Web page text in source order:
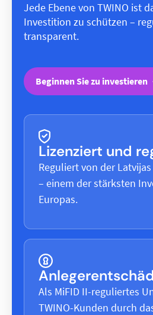
Jede Ebene von TWINO ist
Investition zu schützen –
transparent.
Beginnen Sie zu investieren
Lizenziert und
Reguliert von der
– einem der stärksten
Europas.
Als MiFID II-reguliertes
TWINO-Kunden durch